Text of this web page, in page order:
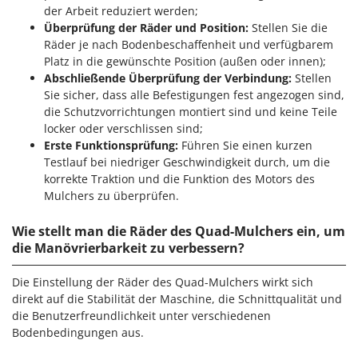
der Arbeit reduziert werden;
Überprüfung der Räder und Position: Stellen Sie die
Räder je nach Bodenbeschaffenheit und verfügbarem
Platz in die gewünschte Position (außen oder innen);
Abschließende Überprüfung der Verbindung: Stellen
Sie sicher, dass alle Befestigungen fest angezogen sind,
die Schutzvorrichtungen montiert sind und keine Teile
locker oder verschlissen sind;
Erste Funktionsprüfung: Führen Sie einen kurzen
Testlauf bei niedriger Geschwindigkeit durch, um die
korrekte Traktion und die Funktion des Motors des
Mulchers zu überprüfen.
Wie stellt man die Räder des Quad-Mulchers ein, um
die Manövrierbarkeit zu verbessern?
Die Einstellung der Räder des Quad-Mulchers wirkt sich
direkt auf die Stabilität der Maschine, die Schnittqualität und
die Benutzerfreundlichkeit unter verschiedenen
Bodenbedingungen aus.